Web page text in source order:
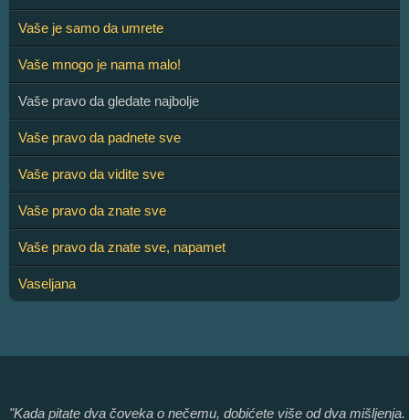
Vaše je samo da umrete
Vaše mnogo je nama malo!
Vaše pravo da gledate najbolje
Vaše pravo da padnete sve
Vaše pravo da vidite sve
Vaše pravo da znate sve
Vaše pravo da znate sve, napamet
Vaseljana
"Kada pitate dva čoveka o nečemu, dobićete više od dva mišljenja.